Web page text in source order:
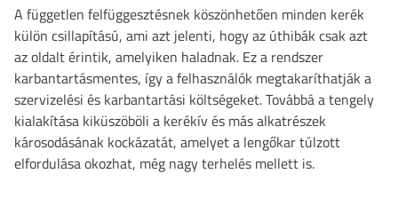
A független felfüggesztésnek köszönhetően minden kerék
külön csillapítású, ami azt jelenti, hogy az úthibák csak azt
az oldalt érintik, amelyiken haladnak. Ez a rendszer
karbantartásmentes, így a felhasználók megtakaríthatják a
szervizelési és karbantartási költségeket. Továbbá a tengely
kialakítása kiküszöböli a kerékív és más alkatrészek
károsodásának kockázatát, amelyet a lengőkar túlzott
elfordulása okozhat, még nagy terhelés mellett is.